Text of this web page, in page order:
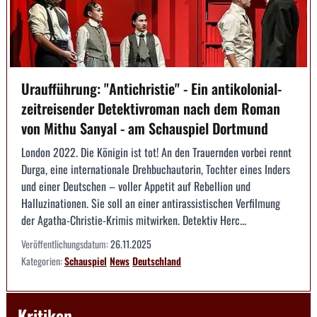
Uraufführung: "Antichristie" - Ein antikolonial-
zeitreisender Detektivroman nach dem Roman
von Mithu Sanyal - am Schauspiel Dortmund
London 2022. Die Königin ist tot! An den Trauernden vorbei rennt
Durga, eine internationale Drehbuchautorin, Tochter eines Inders
und einer Deutschen – voller Appetit auf Rebellion und
Halluzinationen. Sie soll an einer antirassistischen Verfilmung
der Agatha-Christie-Krimis mitwirken. Detektiv Herc...
Veröffentlichungsdatum:26.11.2025
Kategorien:Schauspiel NewsDeutschland